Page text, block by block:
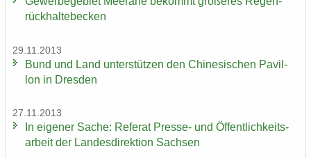
rück­hal­te­be­cken
29.11.2013
Bund und Land un­ter­stüt­zen den Chi­ne­si­schen Pa­vil­
lon in Dres­den
27.11.2013
In ei­ge­ner Sache: Re­fe­rat Presse-​ und Öf­fent­lich­keits­
ar­beit der Lan­des­di­rek­ti­on Sach­sen